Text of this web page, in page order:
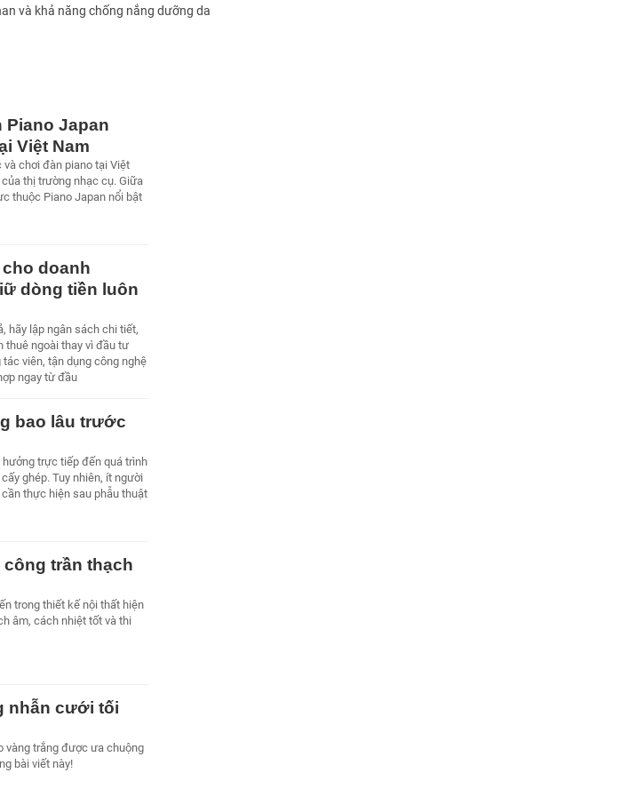
và khả năng chống nắng dưỡng da
Piano Japan
Việt Nam
và chơi đàn piano tại Việt
thị trường nhạc cụ. Giữa
thuộc Piano Japan nổi bật
doanh
dòng tiền luôn
hãy lập ngân sách chi tiết,
thuê ngoài thay vì đầu tư
viên, tận dụng công nghệ
ngay từ đầu
bao lâu trước
trực tiếp đến quá trình
ghép. Tuy nhiên, ít người
thực hiện sau phẫu thuật
trần thạch
trong thiết kế nội thất hiện
âm, cách nhiệt tốt và thi
nhẫn cưới tối
vàng trắng được ưa chuộng
bài viết này!